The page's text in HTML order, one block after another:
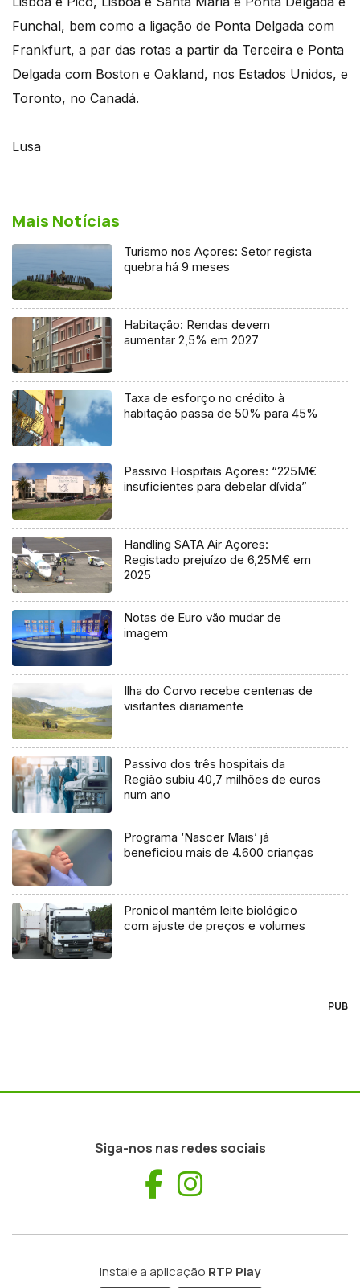
Funchal, bem como a ligação de Ponta Delgada com
Frankfurt, a par das rotas a partir da Terceira e Ponta
Delgada com Boston e Oakland, nos Estados Unidos, e
Toronto, no Canadá.
Lusa
Mais Notícias
Turismo nos Açores: Setor regista
quebra há 9 meses
Habitação: Rendas devem
aumentar 2,5% em 2027
Taxa de esforço no crédito à
habitação passa de 50% para 45%
Passivo Hospitais Açores: “225M€
insuficientes para debelar dívida”
Handling SATA Air Açores:
Registado prejuízo de 6,25M€ em
2025
Notas de Euro vão mudar de
imagem
Ilha do Corvo recebe centenas de
visitantes diariamente
Passivo dos três hospitais da
Região subiu 40,7 milhões de euros
num ano
Programa ‘Nascer Mais’ já
beneficiou mais de 4.600 crianças
Pronicol mantém leite biológico
com ajuste de preços e volumes
PUB
Siga-nos nas redes sociais
Facebook
Instale a aplicação RTP Play